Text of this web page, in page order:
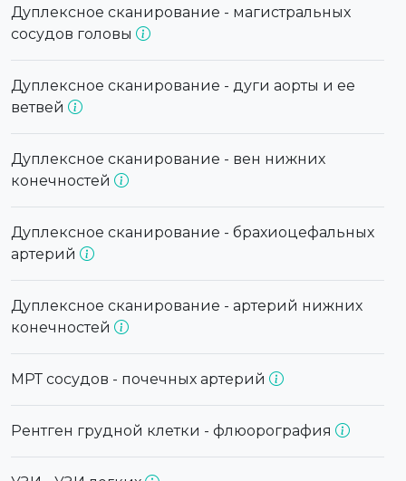
Дуплексное сканирование - магистральных
сосудов головы
Дуплексное сканирование - дуги аорты и ее
ветвей
Дуплексное сканирование - вен нижних
конечностей
Дуплексное сканирование - брахиоцефальных
артерий
Дуплексное сканирование - артерий нижних
конечностей
МРТ сосудов - почечных артерий
Рентген грудной клетки - флюорография